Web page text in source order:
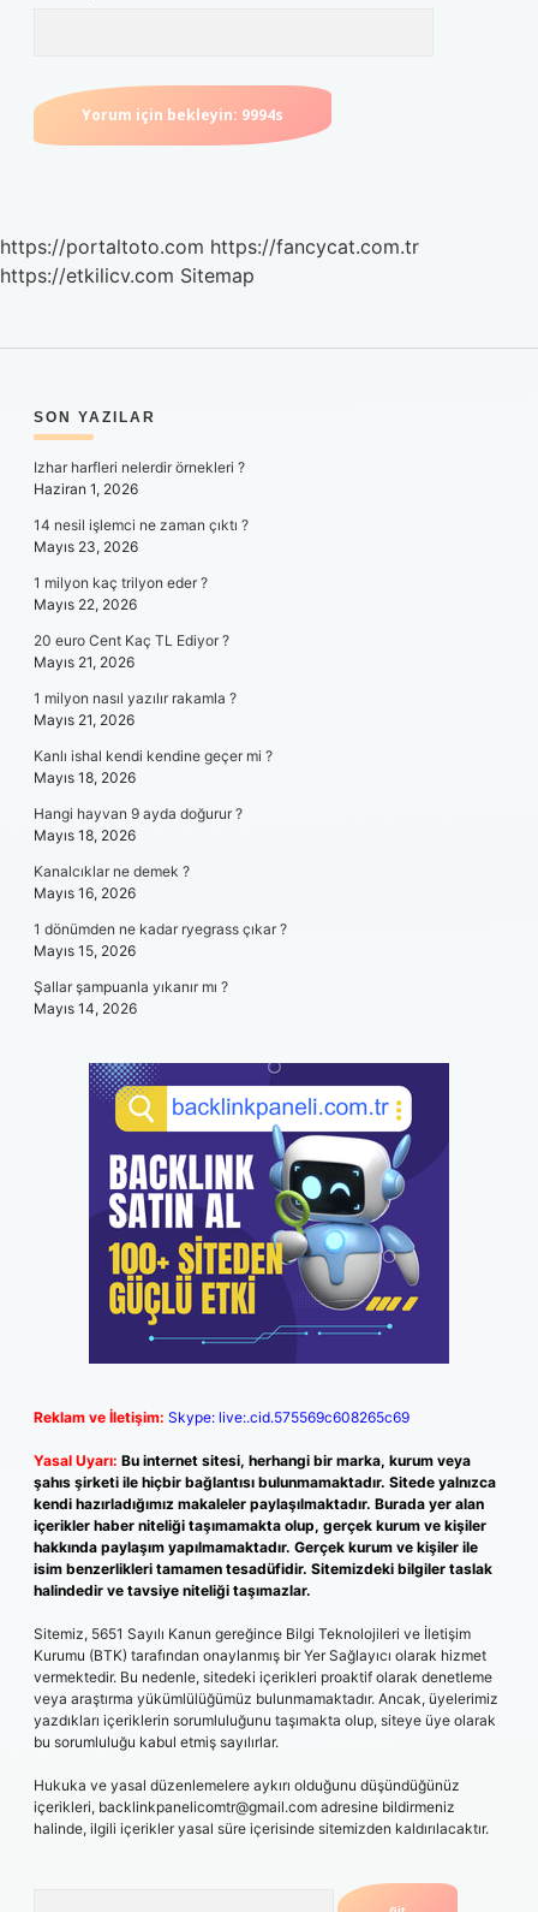
https://portaltoto.com https://fancycat.com.tr
https://etkilicv.com Sitemap
SIDEBAR
SON YAZILAR
Izhar harfleri nelerdir örnekleri ?
Haziran 1, 2026
14 nesil işlemci ne zaman çıktı ?
Mayıs 23, 2026
1 milyon kaç trilyon eder ?
Mayıs 22, 2026
20 euro Cent Kaç TL Ediyor ?
Mayıs 21, 2026
1 milyon nasıl yazılır rakamla ?
Mayıs 21, 2026
Kanlı ishal kendi kendine geçer mi ?
Mayıs 18, 2026
Hangi hayvan 9 ayda doğurur ?
Mayıs 18, 2026
Kanalcıklar ne demek ?
Mayıs 16, 2026
1 dönümden ne kadar ryegrass çıkar ?
Mayıs 15, 2026
Şallar şampuanla yıkanır mı ?
Mayıs 14, 2026
Reklam ve İletişim: Skype: live:.cid.575569c608265c69
Yasal Uyarı: Bu internet sitesi, herhangi bir marka, kurum veya
şahıs şirketi ile hiçbir bağlantısı bulunmamaktadır. Sitede yalnızca
kendi hazırladığımız makaleler paylaşılmaktadır. Burada yer alan
içerikler haber niteliği taşımamakta olup, gerçek kurum ve kişiler
hakkında paylaşım yapılmamaktadır. Gerçek kurum ve kişiler ile
isim benzerlikleri tamamen tesadüfidir. Sitemizdeki bilgiler taslak
halindedir ve tavsiye niteliği taşımazlar.
Sitemiz, 5651 Sayılı Kanun gereğince Bilgi Teknolojileri ve İletişim
Kurumu (BTK) tarafından onaylanmış bir Yer Sağlayıcı olarak hizmet
vermektedir. Bu nedenle, sitedeki içerikleri proaktif olarak denetleme
veya araştırma yükümlülüğümüz bulunmamaktadır. Ancak, üyelerimiz
yazdıkları içeriklerin sorumluluğunu taşımakta olup, siteye üye olarak
bu sorumluluğu kabul etmiş sayılırlar.
Hukuka ve yasal düzenlemelere aykırı olduğunu düşündüğünüz
içerikleri, backlinkpanelicomtr@gmail.com adresine bildirmeniz
halinde, ilgili içerikler yasal süre içerisinde sitemizden kaldırılacaktır.